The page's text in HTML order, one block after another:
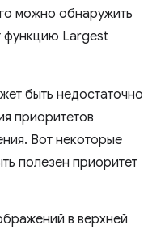
можно обнаружить
функцию Largest
быть недостаточно
приоритетов
Вот некоторые
полезен приоритет
в верхней